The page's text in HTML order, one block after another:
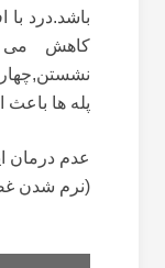
باشد.درد
کاهش می
پله ها
عدم درمان
(نرم شدن